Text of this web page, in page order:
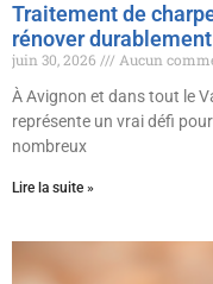
Traitement de
rénover
juin 30, 2026
Aucun
À Avignon et dans tout le
représente un vrai défi
nombreux
Lire la suite »